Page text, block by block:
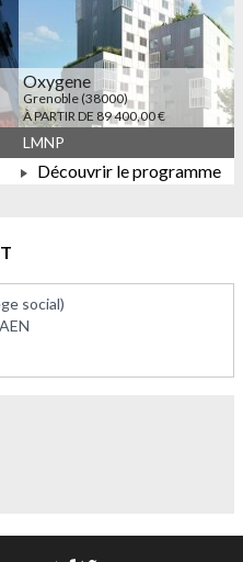
Oxygene
Grenoble (38000)
À PARTIR DE 89 400,00 €
LMNP
Découvrir le programme
social)